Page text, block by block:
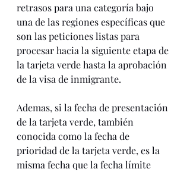
retrasos para una categoría bajo
una de las regiones específicas que
son las peticiones listas para
procesar hacia la siguiente etapa de
la tarjeta verde hasta la aprobación
de la visa de inmigrante.
Ademas, si la fecha de presentación
de la tarjeta verde, también
conocida como la fecha de
prioridad de la tarjeta verde, es la
misma fecha que la fecha límite